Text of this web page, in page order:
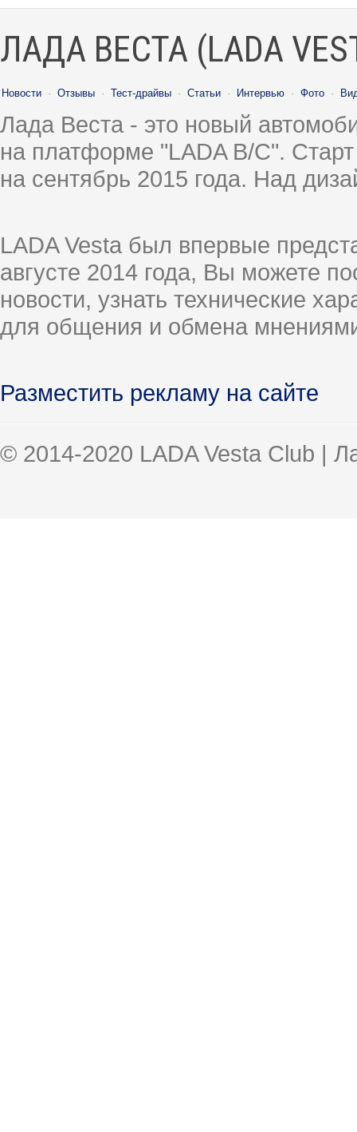
ЛАДА ВЕСТА (LADA
Новости · Отзывы · Тест-драйвы · Статьи · Интервью · Фото ·
Лада Веста - это новый
на платформе "LADA B/C".
на сентябрь 2015 года. Над
LADA Vesta был впервые
августе 2014 года, Вы можете
новости, узнать технические
для общения и обмена
Разместить рекламу на сайте
© 2014-2020 LADA Vesta Club |